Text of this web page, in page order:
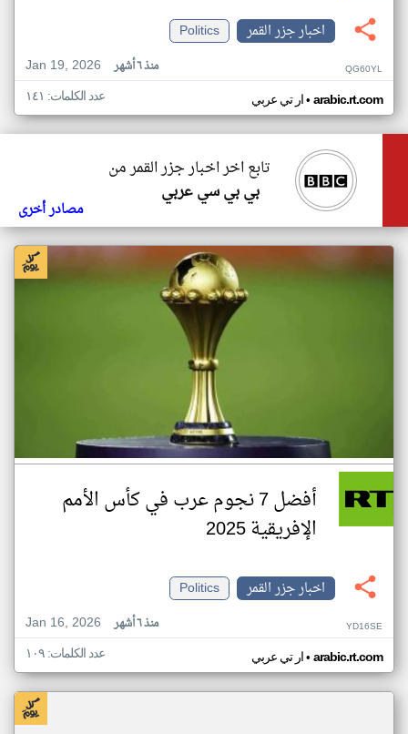
اخبار جزر القمر
Politics
Jan 19, 2026
منذ ٦ أشهر QG60YL
ار تي عربي• arabic.rt.com عدد الكلمات: ١٤١
تابع اخر اخبار جزر القمر من
بي بي سي عربي
مصادر أخرى
أفضل 7 نجوم عرب في كأس الأمم
الإفريقية 2025
اخبار جزر القمر
Politics
Jan 16, 2026
منذ ٦ أشهر YD16SE
ار تي عربي• arabic.rt.com عدد الكلمات: ١٠٩